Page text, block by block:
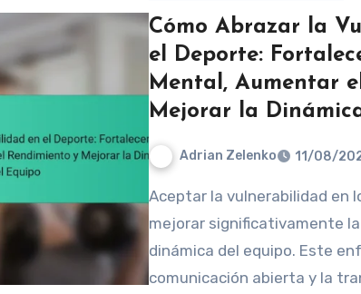
Cómo Abrazar la
el Deporte:
Mental, Aumentar
Mejorar la
Adrian Zelenko 11/08/
Aceptar la vulnerabilidad en los deportes puede
mejorar significativamente
dinámica del equipo. Este
comunicación abierta y la